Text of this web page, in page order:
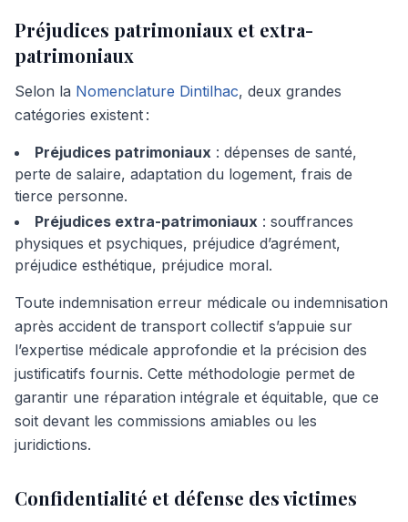
Préjudices patrimoniaux et extra-
patrimoniaux
Selon la Nomenclature Dintilhac, deux grandes
catégories existent :
Préjudices patrimoniaux : dépenses de santé,
perte de salaire, adaptation du logement, frais de
tierce personne.
Préjudices extra-patrimoniaux : souffrances
physiques et psychiques, préjudice d’agrément,
préjudice esthétique, préjudice moral.
Toute indemnisation erreur médicale ou indemnisation
après accident de transport collectif s’appuie sur
l’expertise médicale approfondie et la précision des
justificatifs fournis. Cette méthodologie permet de
garantir une réparation intégrale et équitable, que ce
soit devant les commissions amiables ou les
juridictions.
Confidentialité et défense des victimes